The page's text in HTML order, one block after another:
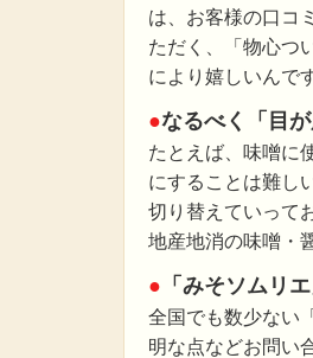
は、お客様の口コ
ただく、「物心つ
により嬉しいんです
●なるべく「目
たとえば、味噌に
にすることは難し
切り替えていって
地産地消の味噌・
● 「みそソムリ
全国でも数少ない
明な点などお問い